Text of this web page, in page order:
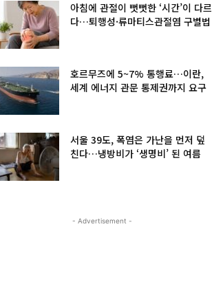
아침에 관절이 뻣뻣한 ‘시간’이 다르
다…퇴행성·류마티스관절염 구별법
호르무즈에 5~7% 통행료…이란,
세계 에너지 관문 통제권까지 요구
서울 39도, 폭염은 가난을 먼저 덮
친다…냉방비가 ‘생명비’ 된 여름
- Advertisement -